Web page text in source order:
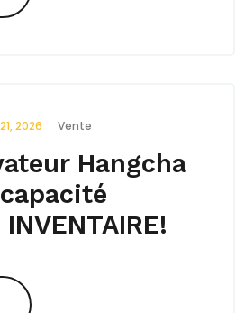
2026 Vente
Hangcha